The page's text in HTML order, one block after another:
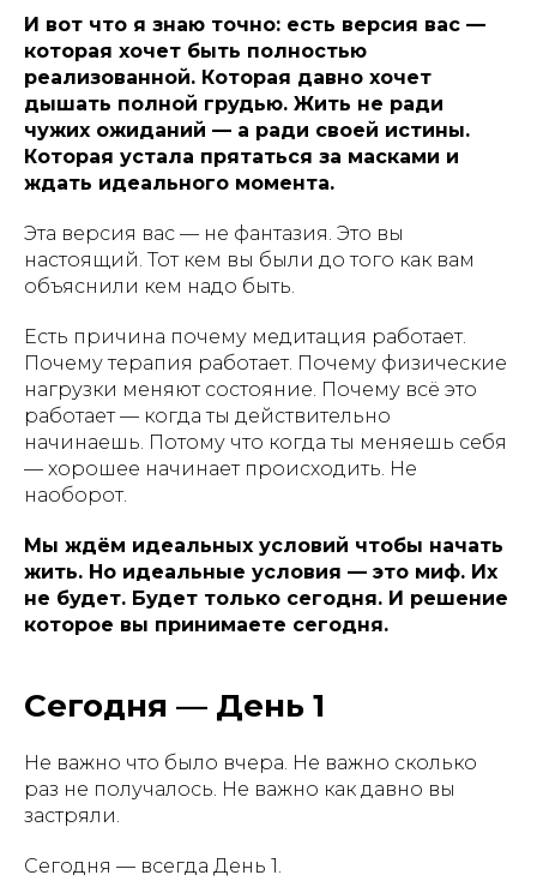
И вот что я знаю точно: есть версия вас —
которая хочет быть полностью
реализованной. Которая давно хочет
дышать полной грудью. Жить не ради
чужих ожиданий — а ради своей истины.
Которая устала прятаться за масками и
ждать идеального момента.
Эта версия вас — не фантазия. Это вы
настоящий. Тот кем вы были до того как вам
объяснили кем надо быть.
Есть причина почему медитация работает.
Почему терапия работает. Почему физические
нагрузки меняют состояние. Почему всё это
работает — когда ты действительно
начинаешь. Потому что когда ты меняешь себя
— хорошее начинает происходить. Не
наоборот.
Мы ждём идеальных условий чтобы начать
жить. Но идеальные условия — это миф. Их
не будет. Будет только сегодня. И решение
которое вы принимаете сегодня.
Сегодня — День 1
Не важно что было вчера. Не важно сколько
раз не получалось. Не важно как давно вы
застряли.
Сегодня — всегда День 1.